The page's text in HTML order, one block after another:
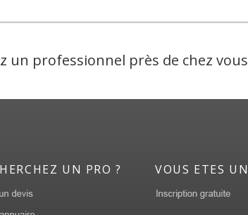
un professionnel près de chez
UN PRO ? VOUS ETES